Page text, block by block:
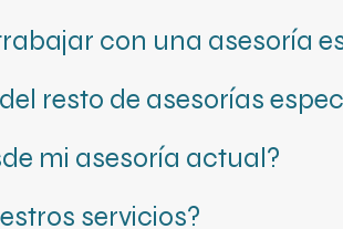
con una asesoría
resto de asesorías
mi asesoría actual?
servicios?